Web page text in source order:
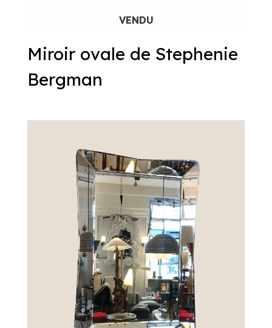
Miroir ovale de Stephenie
Bergman